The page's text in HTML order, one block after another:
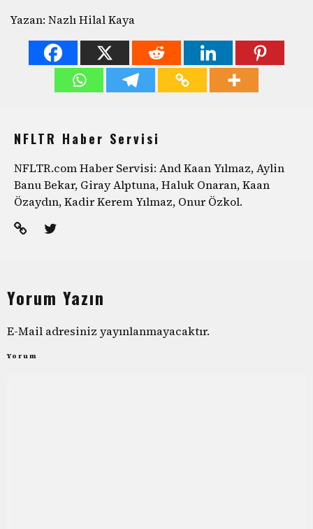
Yazan: Nazlı Hilal Kaya
NFLTR Haber Servisi
NFLTR.com Haber Servisi: And Kaan Yılmaz, Aylin
Banu Bekar, Giray Alptuna, Haluk Onaran, Kaan
Özaydın, Kadir Kerem Yılmaz, Onur Özkol.
Yorum Yazın
E-Mail adresiniz yayınlanmayacaktır.
Yorum